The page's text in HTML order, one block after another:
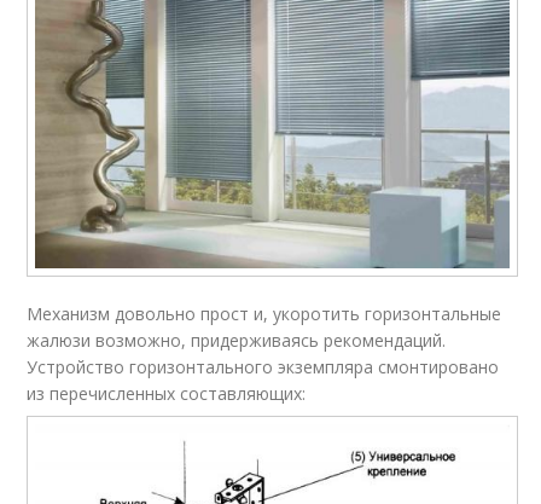
Механизм довольно прост и, укоротить горизонтальные
жалюзи возможно, придерживаясь рекомендаций.
Устройство горизонтального экземпляра смонтировано
из перечисленных составляющих: